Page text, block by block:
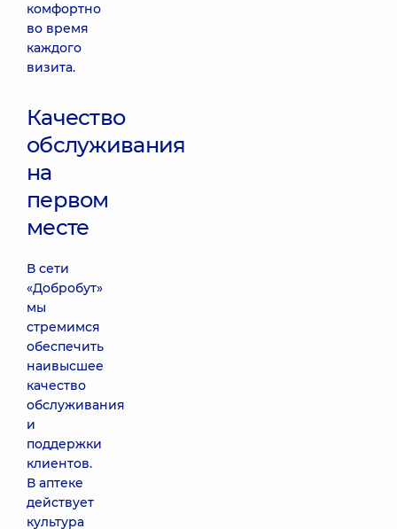
комфортно
во время
каждого
визита.
Качество
обслуживания
на
первом
месте
В сети
«Добробут»
мы
стремимся
обеспечить
наивысшее
качество
обслуживания
и
поддержки
клиентов.
В аптеке
действует
культура